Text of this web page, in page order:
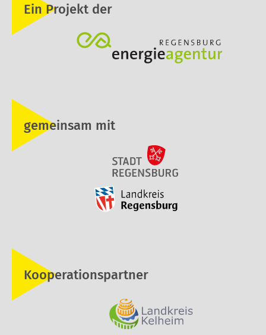
Ein Projekt der
gemeinsam mit
Kooperationspartner